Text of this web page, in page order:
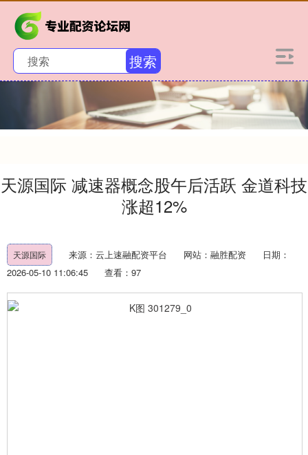
搜索
天源国际 减速器概念股午后活跃 金道科技
涨超12%
天源国际 来源：云上速融配资平台 网站：融胜配资
日期：
2026-05-10 11:06:45
查看：97